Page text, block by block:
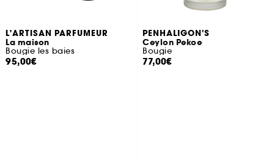
L'ARTISAN PARFUMEUR
La maison
Bougie les baies
95,00€
PENHALIGON'S
Ceylon Pekoe
Bougie
77,00€